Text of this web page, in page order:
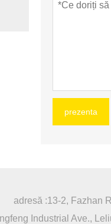
prezenta
adresă :13-2, Fazhan
Industrial Ave.,